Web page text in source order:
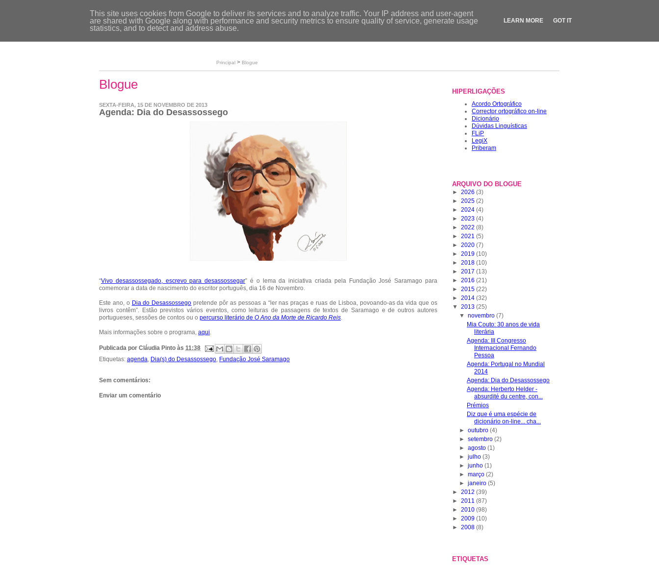
Início
Loja
Principal > Blogue
Blogue
SEXTA-FEIRA, 15 DE NOVEMBRO DE 2013
Agenda: Dia do Desassossego
“Vivo desassossegado, escrevo para desassossegar” é o lema da iniciativa criada pela Fundação José Saramago para
comemorar a data de nascimento do escritor português, dia 16 de Novembro.
Este ano, o Dia do Desassossego pretende pôr as pessoas a “ler nas praças e ruas de Lisboa, povoando-as da vida que os
livros contêm”. Estão previstos vários eventos, como leituras de passagens de textos de Saramago e de outros autores
portugueses, sessões de contos ou o percurso literário de O Ano da Morte de Ricardo Reis.
Mais informações sobre o programa, aqui.
Publicada por Cláudia Pinto às 11:38
Etiquetas: agenda, Dia(s) do Desassossego, Fundação José Saramago
Sem comentários:
Enviar um comentário
HIPERLIGAÇÕES
Acordo Ortográfico
Corrector ortográfico on-line
Dicionário
Dúvidas Linguísticas
FLiP
LegiX
Priberam
ARQUIVO DO BLOGUE
► 2026 (3)
► 2025 (2)
► 2024 (4)
► 2023 (4)
► 2022 (8)
► 2021 (5)
► 2020 (7)
► 2019 (10)
► 2018 (10)
► 2017 (13)
► 2016 (21)
► 2015 (22)
► 2014 (32)
▼ 2013 (25)
▼novembro(7)
Mia Couto: 30 anos de vida
literária
Agenda: III Congresso
Internacional Fernando
Pessoa
Agenda: Portugal no Mundial
2014
Agenda: Dia do Desassossego
Agenda: Herberto Helder -
absurdité du centre, con...
Prémios
Diz que é uma espécie de
dicionário on-line... cha...
►outubro(4)
►setembro(2)
►agosto(1)
►julho(3)
►junho(1)
►março(2)
►janeiro(5)
► 2012 (39)
► 2011 (87)
► 2010 (98)
► 2009 (10)
► 2008 (8)
ETIQUETAS
This site uses cookies from Google to deliver its services and to analyze traffic. Your IP address and user-agent
are shared with Google along with performance and security metrics to ensure quality of service, generate usage
statistics, and to detect and address abuse.
LEARN MORE GOT IT